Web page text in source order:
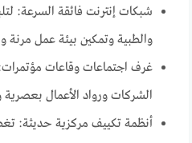
شبكات إنترنت فائقة السرعة:
والطبية وتمكين بيئة عمل مرنة
غرف اجتماعات وقاعات
الشركات ورواد الأعمال بعصرية
أنظمة تكييف مركزية حديثة: